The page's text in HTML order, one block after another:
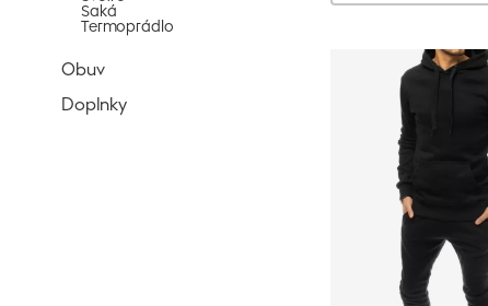
Saká
Termoprádlo
Obuv
Doplnky